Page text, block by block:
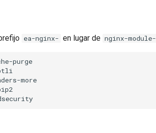
ea-nginx- en lugar de nginx-module-
purge
more